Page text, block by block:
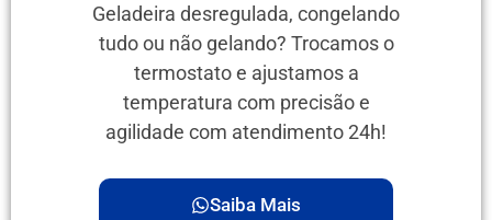
Geladeira desregulada, congelando
tudo ou não gelando? Trocamos o
termostato e ajustamos a
temperatura com precisão e
agilidade com atendimento 24h!
Saiba Mais